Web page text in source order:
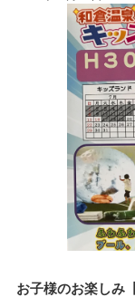
お子様のお楽しみ